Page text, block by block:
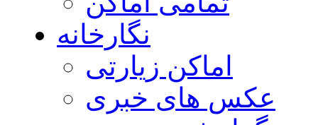
نگارخانه
اماکن زیارتی
عکس های خبری